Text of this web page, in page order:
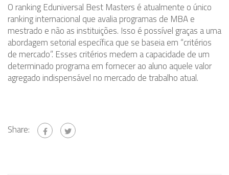
O ranking Eduniversal Best Masters é atualmente o único
ranking internacional que avalia programas de MBA e
mestrado e não as instituições. Isso é possível graças a uma
abordagem setorial específica que se baseia em “critérios
de mercado”. Esses critérios medem a capacidade de um
determinado programa em fornecer ao aluno aquele valor
agregado indispensável no mercado de trabalho atual.
Share: